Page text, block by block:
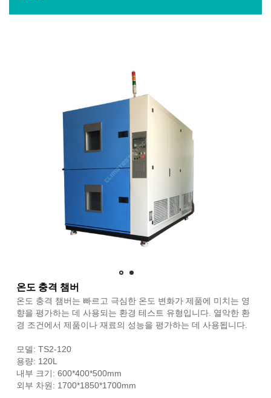
온도 충격 챔버
온도 충격 챔버는 빠르고 극심한 온도 변화가 제품에 미치는 영
향을 평가하는 데 사용되는 환경 테스트 유형입니다. 열악한 환
경 조건에서 제품이나 재료의 성능을 평가하는 데 사용됩니다.
모델: TS2-120
용량: 120L
내부 크기: 600*400*500mm
외부 차원: 1700*1850*1700mm